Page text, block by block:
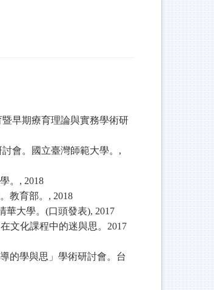
暨早期療育理論與實務學術研
會。國立臺灣師範大學。 ,
。 , 2018
教育部。 , 2018
華大學。 (口頭發表), 2017
文化課程中的迷與思。 2017
導的學與思」學術研討會。台